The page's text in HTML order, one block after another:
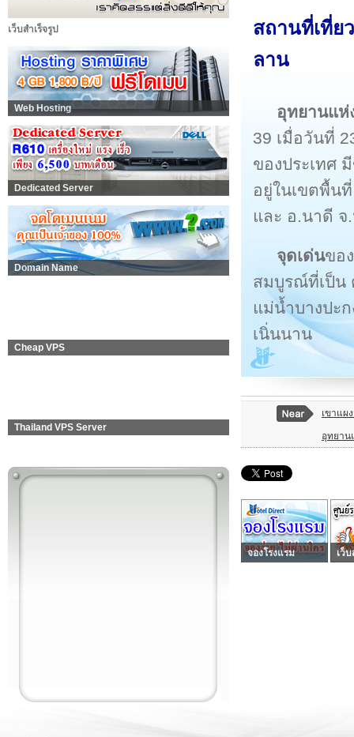
เว็บสำเร็จรูป
Web Hosting
Dedicated Server
Domain Name
Cheap VPS
Thailand VPS Server
สถานที่เที่ย
ลาน
อุทยานแห่
39 เมื่อวันที่
ของประเทศ
อยู่ในเขตพื้น
และ อ.นาดี จ
จุดเด่นขอ
สมบูรณ์ที่เป็น
แม่น้ำบางปะ
เนิ่นนาน
เขาแผ
อุทยาน
จองโรงแรม เว็